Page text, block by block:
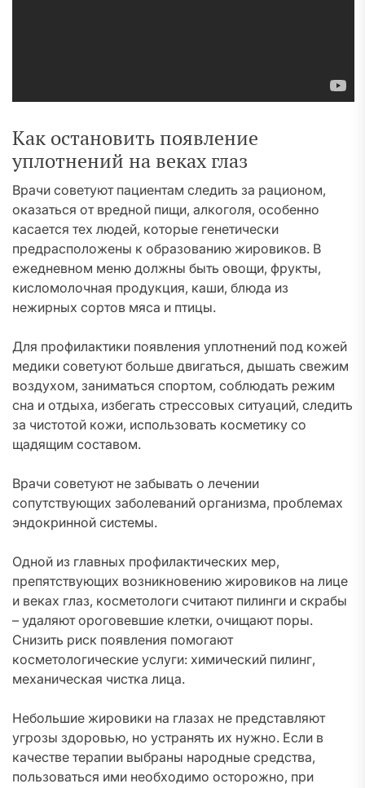
Как остановить появление
уплотнений на веках глаз
Врачи советуют пациентам следить за рационом,
оказаться от вредной пищи, алкоголя, особенно
касается тех людей, которые генетически
предрасположены к образованию жировиков. В
ежедневном меню должны быть овощи, фрукты,
кисломолочная продукция, каши, блюда из
нежирных сортов мяса и птицы.
Для профилактики появления уплотнений под кожей
медики советуют больше двигаться, дышать свежим
воздухом, заниматься спортом, соблюдать режим
сна и отдыха, избегать стрессовых ситуаций, следить
за чистотой кожи, использовать косметику со
щадящим составом.
Врачи советуют не забывать о лечении
сопутствующих заболеваний организма, проблемах
эндокринной системы.
Одной из главных профилактических мер,
препятствующих возникновению жировиков на лице
и веках глаз, косметологи считают пилинги и скрабы
– удаляют ороговевшие клетки, очищают поры.
Снизить риск появления помогают
косметологические услуги: химический пилинг,
механическая чистка лица.
Небольшие жировики на глазах не представляют
угрозы здоровью, но устранять их нужно. Если в
качестве терапии выбраны народные средства,
пользоваться ими необходимо осторожно, при